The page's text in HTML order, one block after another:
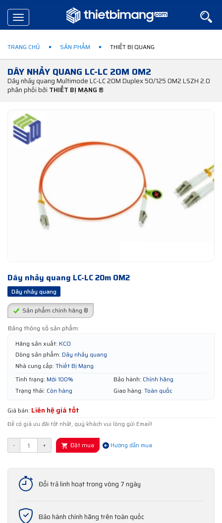
Toggle
navigation
TRANG CHỦ SẢN PHẨM THIẾT BỊ QUANG
DÂY NHẢY QUANG LC-LC 20M OM2
Dây nhảy quang Multimode LC-LC 20M Duplex 50/125 OM2 LSZH 2.0
phân phối bởi THIẾT BỊ MẠNG ®
Dây nhảy quang LC-LC 20m OM2
Dây nhảy quang
Sản phẩm chính hãng ®
Bảng thông số sản phẩm:
Hãng sản xuất: KCO
Dòng sản phẩm: Dây nhảy quang
Nhà cung cấp: Thiết Bị Mạng
Tình trạng: Mới 100% Bảo hành: Chính hãng
Trạng thái: Còn hàng Giao hàng: Toàn quốc
Giá bán: Liên hệ giá tốt
Để có giá ưu đãi tốt nhất, quý khách vui lòng gửi Email!
- + Đặt mua Hướng dẫn mua
Đổi trả linh hoạt trong vòng 7 ngày
Bảo hành chính hãng trên toàn quốc